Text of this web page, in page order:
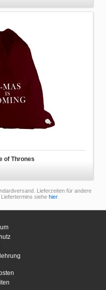
of Thrones
Lieferzeiten für andere
siehe hier.